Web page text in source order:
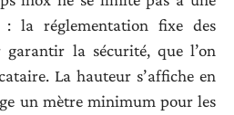
: la réglementation fixe des
garantir la sécurité, que l’on
La hauteur s’affiche en
un mètre minimum pour les